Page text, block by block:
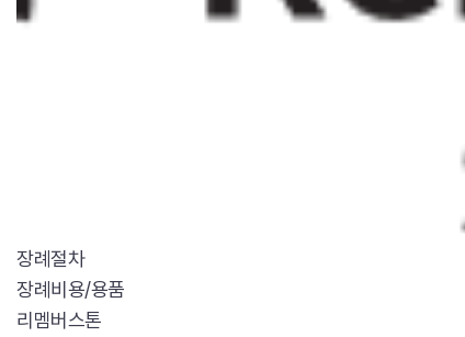
장례절차
장례비용/용품
리멤버스톤